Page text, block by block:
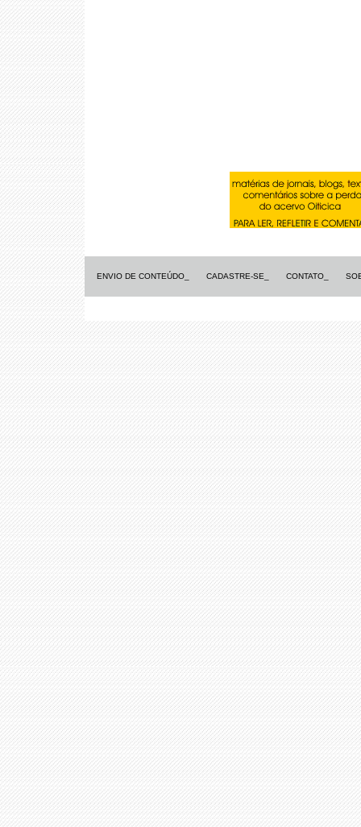
ENVIO DE CONTEÚDO_ CADASTRE-SE_ CONTATO_